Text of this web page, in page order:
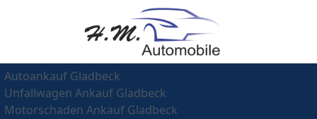
Autoankauf Gladbeck
Unfallwagen Ankauf Gladbeck
Motorschaden Ankauf Gladbeck